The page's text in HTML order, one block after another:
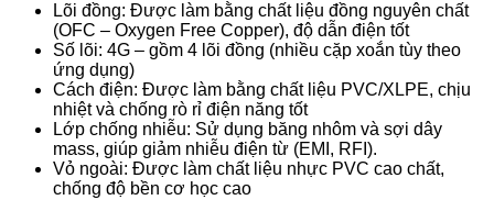
Lõi đồng: Được làm bằng chất liệu đồng nguyên chất
(OFC – Oxygen Free Copper), độ dẫn điện tốt
Số lõi: 4G – gồm 4 lõi đồng (nhiều cặp xoắn tùy theo
ứng dụng)
Cách điện: Được làm bằng chất liệu PVC/XLPE, chịu
nhiệt và chống rò rỉ điện năng tốt
Lớp chống nhiễu: Sử dụng băng nhôm và sợi dây
mass, giúp giảm nhiễu điện từ (EMI, RFI).
Vỏ ngoài: Được làm chất liệu nhực PVC cao chất,
chống độ bền cơ học cao